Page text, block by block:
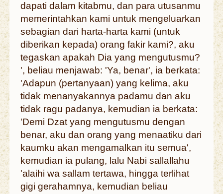
dapati dalam kitabmu, dan para utusanmu
memerintahkan kami untuk mengeluarkan
sebagian dari harta-harta kami (untuk
diberikan kepada) orang fakir kami?, aku
tegaskan apakah Dia yang mengutusmu?
', beliau menjawab: 'Ya, benar', ia berkata:
'Adapun (pertanyaan) yang kelima, aku
tidak menanyakannya padamu dan aku
tidak ragu padanya, kemudian ia berkata:
'Demi Dzat yang mengutusmu dengan
benar, aku dan orang yang menaatiku dari
kaumku akan mengamalkan itu semua',
kemudian ia pulang, lalu Nabi sallallahu
'alaihi wa sallam tertawa, hingga terlihat
gigi gerahamnya, kemudian beliau